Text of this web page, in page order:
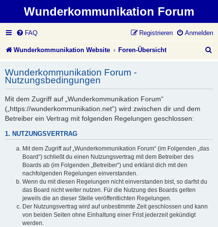
Wunderkommunikation Forum
FAQ Anmelden
Registrieren
Wunderkommunikation Website Foren-Übersicht
Wunderkommunikation Forum -
Nutzungsbedingungen
Mit dem Zugriff auf „Wunderkommunikation Forum“
(„https://wunderkommunikation.net“) wird zwischen dir und dem
Betreiber ein Vertrag mit folgenden Regelungen geschlossen:
1. NUTZUNGSVERTRAG
Mit dem Zugriff auf „Wunderkommunikation Forum“ (im Folgenden „das
Board“) schließt du einen Nutzungsvertrag mit dem Betreiber des
Boards ab (im Folgenden „Betreiber“) und erklärst dich mit den
nachfolgenden Regelungen einverstanden.
Wenn du mit diesen Regelungen nicht einverstanden bist, so darfst du
das Board nicht weiter nutzen. Für die Nutzung des Boards gelten
jeweils die an dieser Stelle veröffentlichten Regelungen.
Der Nutzungsvertrag wird auf unbestimmte Zeit geschlossen und kann
von beiden Seiten ohne Einhaltung einer Frist jederzeit gekündigt
werden.